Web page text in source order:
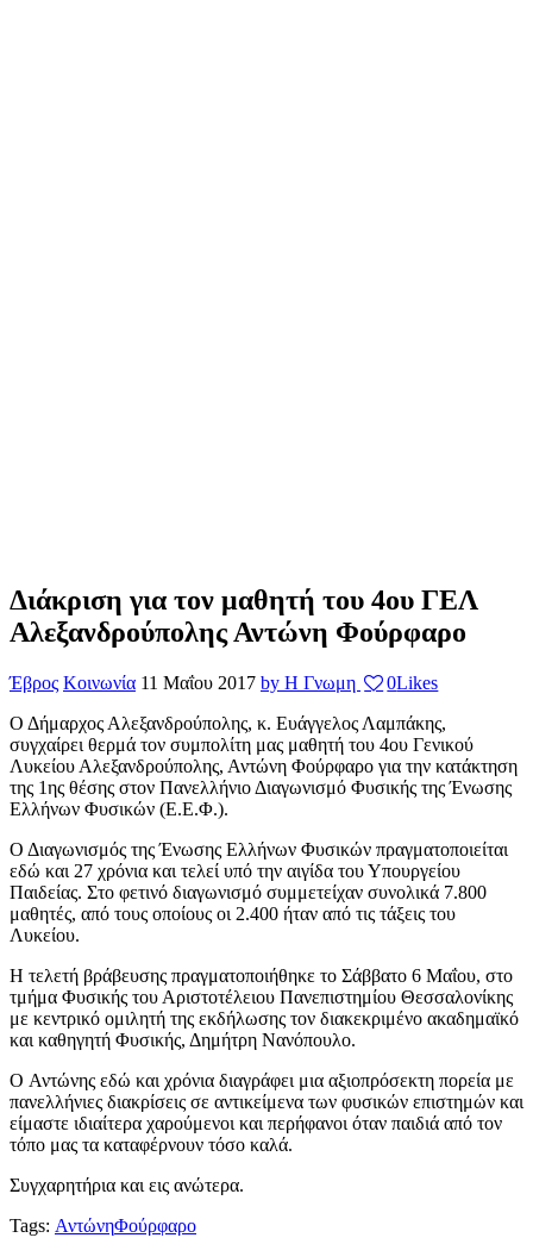
Διάκριση για τον μαθητή του 4ου ΓΕΛ
Αλεξανδρούπολης Αντώνη Φούρφαρο
Έβρος Κοινωνία 11 Μαΐου 2017 by Η Γνωμη 0Likes
Ο Δήμαρχος Αλεξανδρούπολης, κ. Ευάγγελος Λαμπάκης,
συγχαίρει θερμά τον συμπολίτη μας μαθητή του 4ου Γενικού
Λυκείου Αλεξανδρούπολης, Αντώνη Φούρφαρο για την κατάκτηση
της 1ης θέσης στον Πανελλήνιο Διαγωνισμό Φυσικής της Ένωσης
Ελλήνων Φυσικών (Ε.Ε.Φ.).
Ο Διαγωνισμός της Ένωσης Ελλήνων Φυσικών πραγματοποιείται
εδώ και 27 χρόνια και τελεί υπό την αιγίδα του Υπουργείου
Παιδείας. Στο φετινό διαγωνισμό συμμετείχαν συνολικά 7.800
μαθητές, από τους οποίους οι 2.400 ήταν από τις τάξεις του
Λυκείου.
Η τελετή βράβευσης πραγματοποιήθηκε το Σάββατο 6 Μαΐου, στο
τμήμα Φυσικής του Αριστοτέλειου Πανεπιστημίου Θεσσαλονίκης
με κεντρικό ομιλητή της εκδήλωσης τον διακεκριμένο ακαδημαϊκό
και καθηγητή Φυσικής, Δημήτρη Νανόπουλο.
O Αντώνης εδώ και χρόνια διαγράφει μια αξιοπρόσεκτη πορεία με
πανελλήνιες διακρίσεις σε αντικείμενα των φυσικών επιστημών και
είμαστε ιδιαίτερα χαρούμενοι και περήφανοι όταν παιδιά από τον
τόπο μας τα καταφέρνουν τόσο καλά.
Συγχαρητήρια και εις ανώτερα.
Tags: ΑντώνηΦούρφαρο